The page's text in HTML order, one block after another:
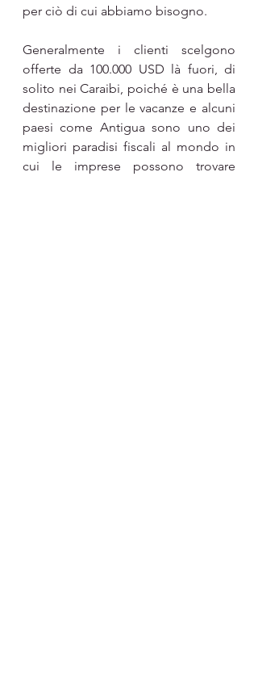
per ciò di cui abbiamo bisogno.
Generalmente i clienti scelgono
offerte da 100.000 USD là fuori, di
solito nei Caraibi, poiché è una bella
destinazione per le vacanze e alcuni
paesi come Antigua sono uno dei
migliori paradisi fiscali al mondo in
cui le imprese possono trovare